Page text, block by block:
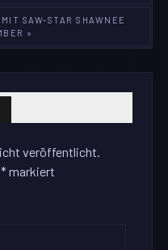
SAW-STAR SHAWNEE
»
veröffentlicht.
*markiert